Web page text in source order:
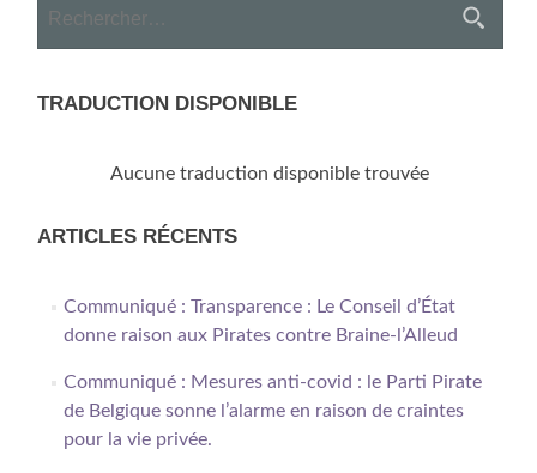
TRADUCTION DISPONIBLE
Aucune traduction disponible trouvée
ARTICLES RÉCENTS
Communiqué : Transparence : Le Conseil d’État
donne raison aux Pirates contre Braine-l’Alleud
Communiqué : Mesures anti-covid : le Parti Pirate
de Belgique sonne l’alarme en raison de craintes
pour la vie privée.